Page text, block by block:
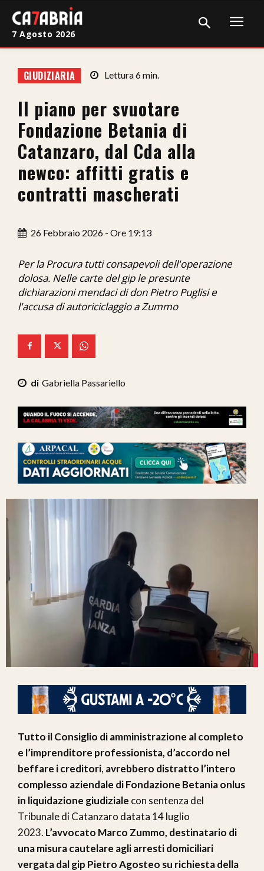
Cronaca
Giudiziaria
Politica
Sport
Attualità
Ita-Mondo
C7 Play
Mix Zone
7 Agosto 2026
GIUDIZIARIA Lettura6min.
Il piano per svuotare
Fondazione Betania di
Catanzaro, dal Cda alla
newco: affitti gratis e
contratti mascherati
26 Febbraio 2026 - Ore 19:13
Per la Procura tutti consapevoli dell'operazione
dolosa. Nelle carte del gip le presunte
dichiarazioni mendaci di don Pietro Puglisi e
l'accusa di autoriciclaggio a Zummo
Gabriella Passariello
Tutto il Consiglio di amministrazione al completo
e l’imprenditore professionista, d’accordo nel
beffare i creditori, avrebbero distratto l’intero
complesso aziendale di Fondazione Betania onlus
in liquidazione giudiziale con sentenza del
Tribunale di Catanzaro datata 14 luglio
2023. L’avvocato Marco Zummo, destinatario di
una misura cautelare agli arresti domiciliari
vergata dal gip Pietro Agosteo su richiesta della